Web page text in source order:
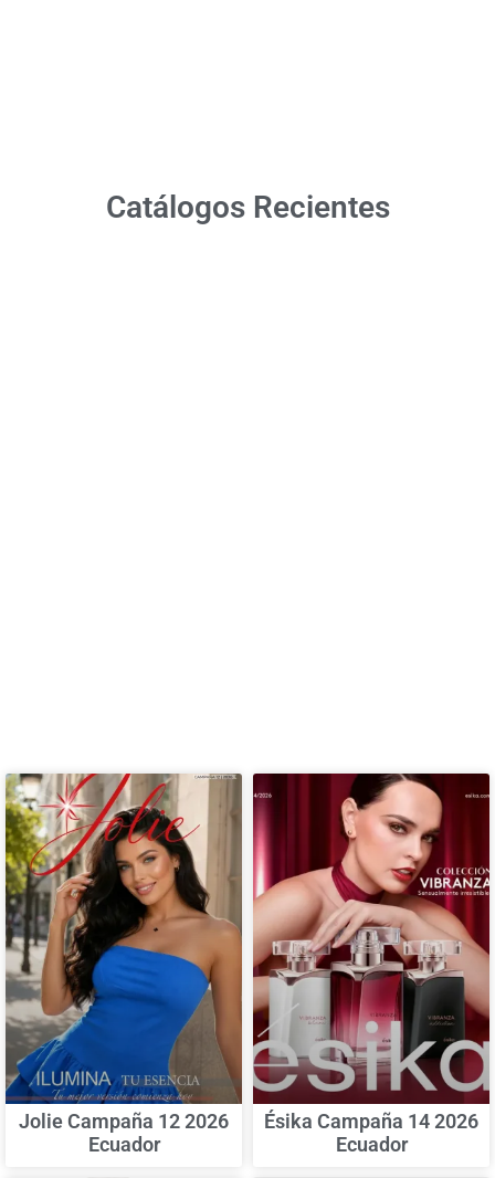
Catálogos Recientes
Jolie Campaña 12 2026
Ecuador
Ésika Campaña 14 2026
Ecuador